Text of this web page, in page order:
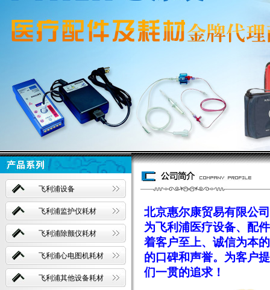
飞利浦设备
飞利浦监护仪耗材
飞利浦除颤仪耗材
飞利浦心电图机耗材
飞利浦其他设备耗材
北京惠尔康贸易有限公
为飞利浦医疗设备、配
着客户至上、诚信为本
的口碑和声誉。为客户
们一贯的追求！